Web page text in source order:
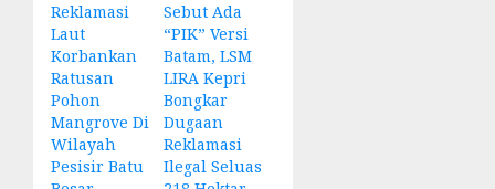
Reklamasi
Laut
Korbankan
Ratusan
Pohon
Mangrove Di
Wilayah
Pesisir Batu
Sebut Ada
“PIK” Versi
Batam, LSM
LIRA Kepri
Bongkar
Dugaan
Reklamasi
Ilegal Seluas